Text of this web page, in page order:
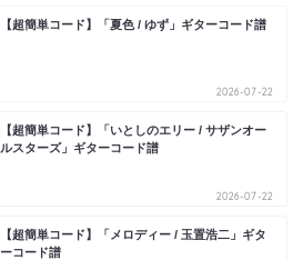
【超簡単コード】「夏色 / ゆず」ギターコード譜
2026-07-22
【超簡単コード】「いとしのエリー / サザンオー
ルスターズ」ギターコード譜
2026-07-22
【超簡単コード】「メロディー / 玉置浩二」ギタ
ーコード譜